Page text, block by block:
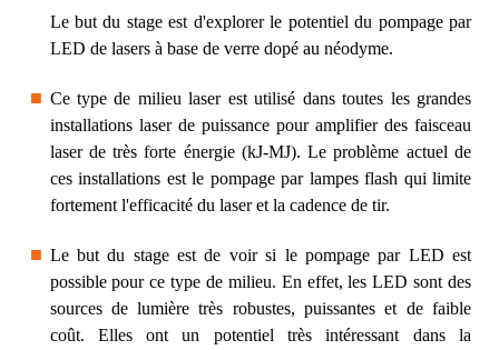
Le but du stage est d'explorer le potentiel du pompage par
LED de lasers à base de verre dopé au néodyme.
Ce type de milieu laser est utilisé dans toutes les grandes
installations laser de puissance pour amplifier des faisceau
laser de très forte énergie (kJ-MJ). Le problème actuel de
ces installations est le pompage par lampes flash qui limite
fortement l'efficacité du laser et la cadence de tir.
Le but du stage est de voir si le pompage par LED est
possible pour ce type de milieu. En effet, les LED sont des
sources de lumière très robustes, puissantes et de faible
coût. Elles ont un potentiel très intéressant dans la